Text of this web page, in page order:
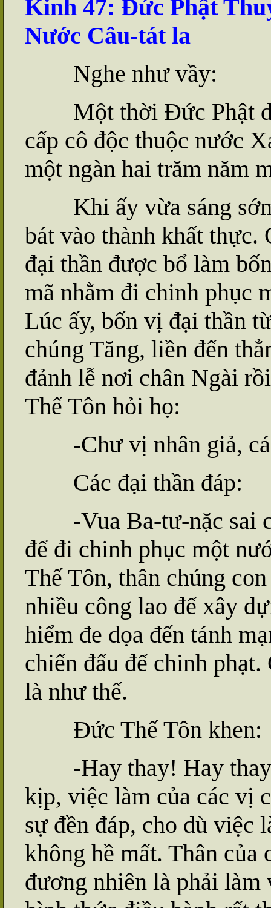
Kinh 47: Đức Phật
Nước Câu-tát la
Nghe như vầy:
Một thời Đức Phật
cấp cô độc thuộc nước
một ngàn hai trăm năm
Khi ấy vừa sáng
bát vào thành khất
đại thần được bổ làm
mã nhằm đi chinh phục
Lúc ấy, bốn vị đại thần
chúng Tăng, liền đến
đảnh lễ nơi chân Ngài
Thế Tôn hỏi họ:
-Chư vị nhân giả,
Các đại thần đáp:
-Vua Ba-tư-nặc sai
để đi chinh phục một
Thế Tôn, thân chúng
nhiều công lao để xây
hiểm đe dọa đến tánh
chiến đấu để chinh
là như thế.
Đức Thế Tôn khen:
-Hay thay! Hay
kịp, việc làm của các vị
sự đền đáp, cho dù việc
không hề mất. Thân của
đương nhiên là phải